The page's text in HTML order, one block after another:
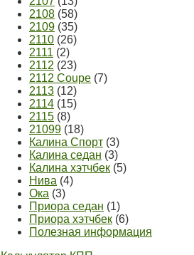
2108 (58)
2109 (35)
2110 (26)
2111 (2)
2112 (23)
2112 Coupe (7)
2113 (12)
2114 (15)
2115 (8)
21099 (18)
Калина Спорт (3)
Калина седан (3)
Калина хэтчбек (5)
Нива (4)
Ока (3)
Приора седан (1)
Приора хэтчбек (6)
Полезная информация